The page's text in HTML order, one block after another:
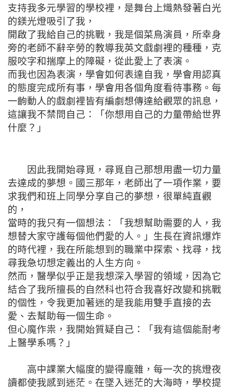
支持我多元學習的學校裡，是舞台上熾熱發著白光
的鎂光燈吸引了我，
開啟了我給自己的挑戰，我是個菜鳥演員，所幸身
旁的老師不辭辛勞的教導我英文戲劇裡的種種，克
服咬字和揣摩上的障礙，從此愛上了表演。
而我也因為表演，學會如何表達自我，學會用認真
的態度完成所有事，學會用各個角度看待事務。每
一齣動人的戲劇裡皆有編劇想傳達給觀眾的訊息，
這讓我不禁問自己：「你想用自己的力量帶給世界
什麼？」
因此我開始尋覓，尋覓自己那想用盡一切力量
去達成的夢想。國三那年，老師出了一項作業，要
求我們和班上同學分享自己的夢想，很單純直觀
的，
當時的我只有一個想法：「我想幫助需要的人，我
想替大家守護每個他們愛的人。」生長在資訊爆炸
的時代裡，我在所能想到的職業中探索、找尋，找
尋我急切想定義出的人生方向。
然而，醫學似乎正是我想深入學習的領域，因為它
結合了我所擅長的自然科也符合我喜好改變和挑戰
的個性，令我更加著迷的是我能用雙手直接的去
愛、去幫助每一個生命。
但心魔作祟，我開始質疑自己：「我有這個能耐考
上醫學系嗎？」
高中課業大幅度的變得龐雜，每一次的挑燈夜
讀都使我感到迷茫。在墜入迷茫的大海時，學校提